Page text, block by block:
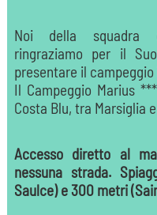
Noi della squadra
ringraziamo per il
presentare il
Il Campeggio Marius
Costa Blu, tra Marsiglia
Accesso diretto al
nessuna strada.
Saulce) e 300 metri